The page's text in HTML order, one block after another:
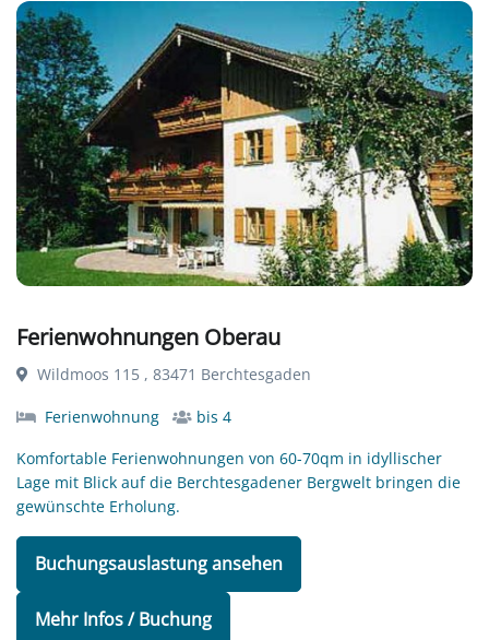
Ferienwohnungen Oberau
Wildmoos 115 , 83471 Berchtesgaden
Ferienwohnung
bis 4
Komfortable Ferienwohnungen von 60-70qm in idyllischer
Lage mit Blick auf die Berchtesgadener Bergwelt bringen die
gewünschte Erholung.
Buchungsauslastung ansehen
Mehr Infos / Buchung